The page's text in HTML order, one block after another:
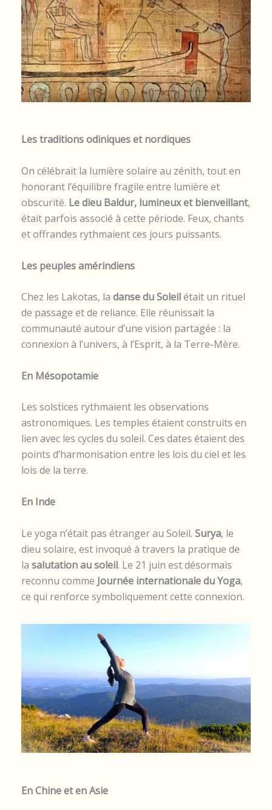
Les traditions odiniques et nordiques
On célébrait la lumière solaire au zénith, tout en
honorant l’équilibre fragile entre lumière et
obscurité. Le dieu Baldur, lumineux et bienveillant,
était parfois associé à cette période. Feux, chants
et offrandes rythmaient ces jours puissants.
Les peuples amérindiens
Chez les Lakotas, la danse du Soleilétait un rituel
de passage et de reliance. Elle réunissait la
communauté autour d’une vision partagée : la
connexion à l’univers, à l’Esprit, à la Terre-Mère.
En Mésopotamie
Les solstices rythmaient les observations
astronomiques. Les temples étaient construits en
lien avec les cycles du soleil. Ces dates étaient des
points d’harmonisation entre les lois du ciel et les
lois de la terre.
En Inde
Le yoga n’était pas étranger au Soleil. Surya, le
dieu solaire, est invoqué à travers la pratique de
la salutation au soleil. Le 21 juin est désormais
reconnu comme Journée internationale du Yoga,
ce qui renforce symboliquement cette connexion.
En Chine et en Asie